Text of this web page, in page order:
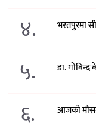
४. भरतपुरमा
५. डा.
६. आजको मौसम